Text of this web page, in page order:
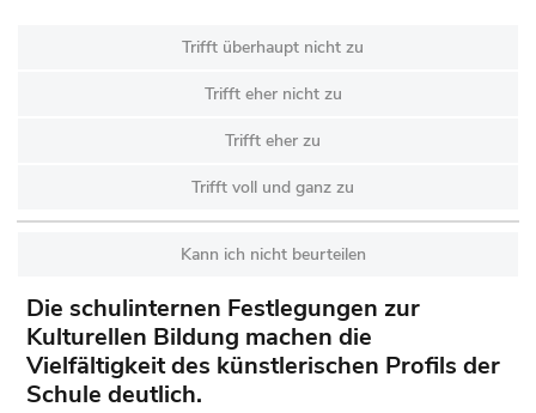
Trifft überhaupt nicht zu
Trifft eher nicht zu
Trifft eher zu
Trifft voll und ganz zu
Kann ich nicht beurteilen
Die schulinternen Festlegungen zur
Kulturellen Bildung machen die
Vielfältigkeit des künstlerischen Profils der
Schule deutlich.